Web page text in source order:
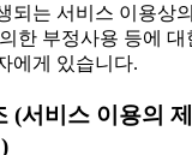
되는 서비스 이용상
한 부정사용 등에 대
에게 있습니다.
(서비스 이용의